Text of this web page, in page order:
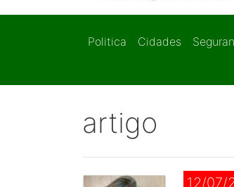
Politica Cidades
artigo
12/07/